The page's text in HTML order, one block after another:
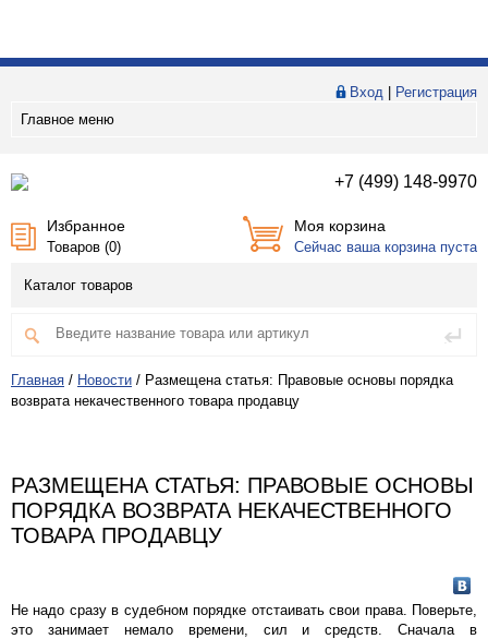
Вход
Регистрация
Главное меню
+7 (499) 148-9970
Избранное
Товаров (0)
Моя корзина
Сейчас ваша корзина пуста
Каталог товаров
Главная / Новости / Размещена статья: Правовые основы порядка
возврата некачественного товара продавцу
РАЗМЕЩЕНА СТАТЬЯ: ПРАВОВЫЕ ОСНОВЫ
ПОРЯДКА ВОЗВРАТА НЕКАЧЕСТВЕННОГО
ТОВАРА ПРОДАВЦУ
Не надо сразу в судебном порядке отстаивать свои права. Поверьте,
это занимает немало времени, сил и средств. Сначала в